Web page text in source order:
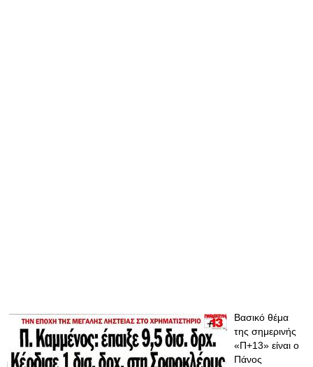
Βασικό θέμα
της σημερινής
«Π+13» είναι ο
Πάνος